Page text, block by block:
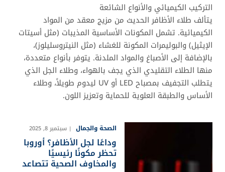
التركيب الكيميائي والأنواع الشائعة
يتألف طلاء الأظافر الحديث من مزيج معقد من المواد
الكيميائية. تشمل المكونات الأساسية المذيبات (مثل أسيتات
الإيثيل) والبوليمرات المكونة للغشاء (مثل النيتروسليلوز)،
بالإضافة إلى الأصباغ والمواد الملدنة. يتوفر بأنواع متعددة،
منها الطلاء التقليدي الذي يجف بالهواء، وطلاء الجل الذي
يتطلب التجفيف بمصباح LED أو UV ليدوم طويلاً، وطلاء
الأساس والطبقة العلوية للحماية وتعزيز اللون.
الصحة والجمال سبتمبر 8, 2025
وداعًا لجل الأظافر؟ أوروبا
تحظر مكونًا رئيسيًا
والمخاوف الصحية تتصاعد